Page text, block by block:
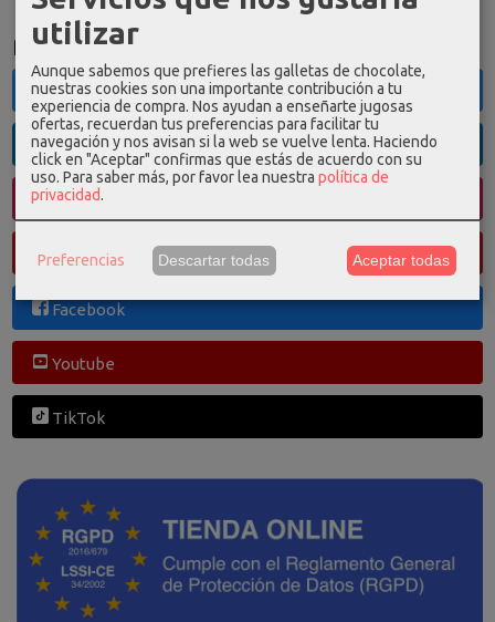
Redes Sociales
Twitter
Linkedin
Instagram
Pinterest
Facebook
Youtube
TikTok
utilizar
Aunque sabemos que prefieres las galletas de chocolate,
nuestras cookies son una importante contribución a tu
experiencia de compra. Nos ayudan a enseñarte jugosas
ofertas, recuerdan tus preferencias para facilitar tu
navegación y nos avisan si la web se vuelve lenta. Haciendo
click en "Aceptar" confirmas que estás de acuerdo con su
uso. Para saber más, por favor lea nuestra política de
privacidad.
Preferencias Descartar todas Aceptar todas